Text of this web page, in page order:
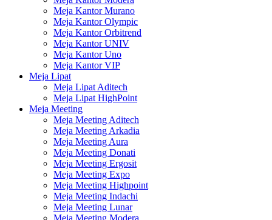
Meja Kantor Murano
Meja Kantor Olympic
Meja Kantor Orbitrend
Meja Kantor UNIV
Meja Kantor Uno
Meja Kantor VIP
Meja Lipat
Meja Lipat Aditech
Meja Lipat HighPoint
Meja Meeting
Meja Meeting Aditech
Meja Meeting Arkadia
Meja Meeting Aura
Meja Meeting Donati
Meja Meeting Ergosit
Meja Meeting Expo
Meja Meeting Highpoint
Meja Meeting Indachi
Meja Meeting Lunar
Meja Meeting Modera